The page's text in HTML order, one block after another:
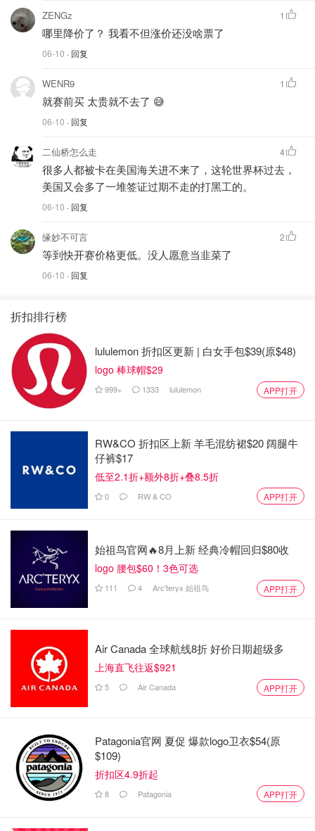
ZENGz
哪里降价了？ 我看不但涨价还没啥票了
06-10 · 回复
1
WENR9
就赛前买 太贵就不去了 😅
06-10 · 回复
1
二仙桥怎么走
很多人都被卡在美国海关进不来了，这轮世界杯过去，
美国又会多了一堆签证过期不走的打黑工的。
06-10 · 回复
4
缘妙不可言
等到快开赛价格更低。没人愿意当韭菜了
06-10 · 回复
2
折扣排行榜
lululemon 折扣区更新 | 白女手包$39(原$48)
logo 棒球帽$29
999+ 1333 lululemon APP打开
RW&CO 折扣区上新 羊毛混纺裙$20 阔腿牛
仔裤$17
低至2.1折+额外8折+叠8.5折
0 RW & CO APP打开
始祖鸟官网🔥8月上新 经典冷帽回归$80收
logo 腰包$60！3色可选
111 4 Arc'teryx 始祖鸟 APP打开
Air Canada 全球航线8折 好价日期超级多
上海直飞往返$921
5 Air Canada APP打开
Patagonia官网 夏促 爆款logo卫衣$54(原
$109)
折扣区4.9折起
8 Patagonia APP打开